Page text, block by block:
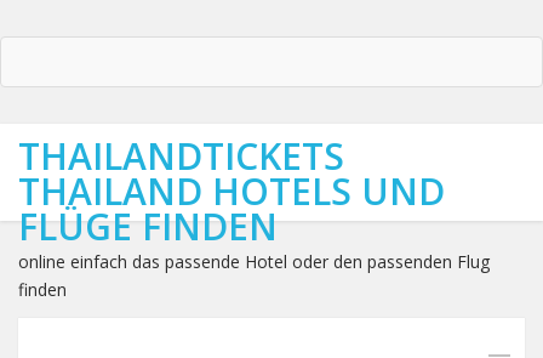
THAILANDTICKETS
THAILAND HOTELS UND
FLÜGE FINDEN
online einfach das passende Hotel oder den passenden Flug
finden